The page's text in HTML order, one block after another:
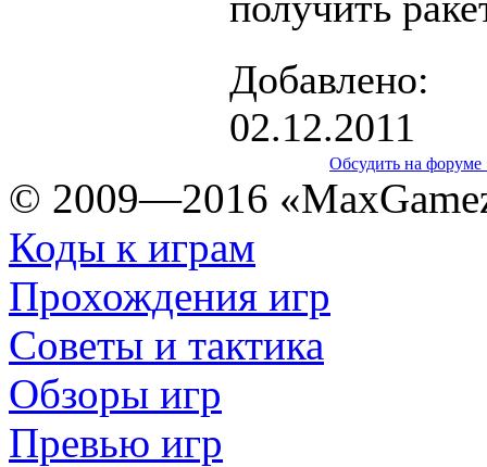
Добавлено:
02.12.2011
Обсудить на форуме
© 2009—2016
Коды к играм
Прохождения игр
Советы и тактика
Обзоры игр
Превью игр